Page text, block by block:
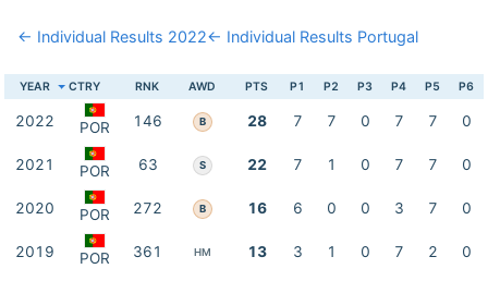
← Individual Results 2022← Individual Results Portugal
YEAR CTRY RNK AWD PTS P1 P2 P3 P4 P5 P6
2022 POR 146 B 28 7 7 0 7 7 0
2021 POR 63 S 22 7 1 0 7 7 0
2020 POR 272 B 16 6 0 0 3 7 0
2019 POR 361 HM 13 3 1 0 7 2 0